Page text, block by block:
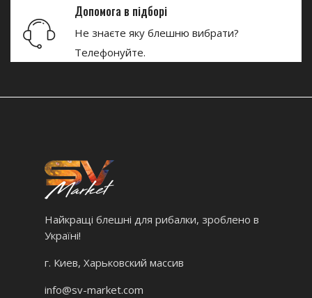
Допомога в підборі
Не знаєте яку блешню вибрати?
Телефонуйте.
Найкращі блешні для рибалки, зроблено в
Україні!
г. Киев, Харьковский массив
info@sv-market.com